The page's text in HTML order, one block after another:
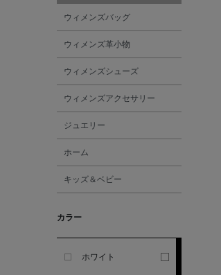
ALESSANDRO
GHERARDI
ALL THE WAYS TO SAY
ALPO
AMIRI
ANCELLM
ウィメンズバッグ
ウィメンズ革小物
ウィメンズシューズ
ウィメンズアクセサリー
ジュエリー
ホーム
キッズ＆ベビー
カラー
ホワイト